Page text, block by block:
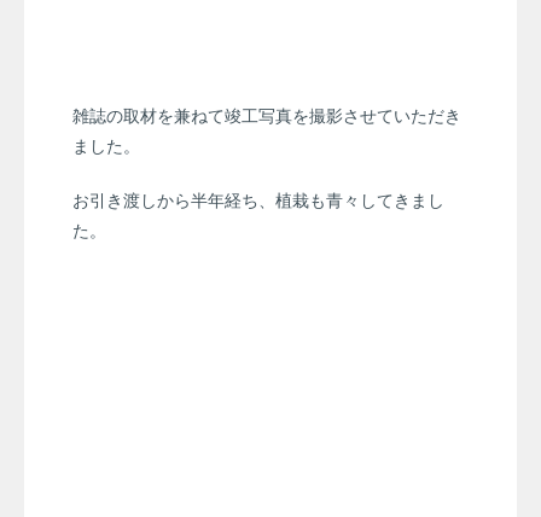
雑誌の取材を兼ねて竣工写真を撮影させていただき
ました。
お引き渡しから半年経ち、植栽も青々してきまし
た。